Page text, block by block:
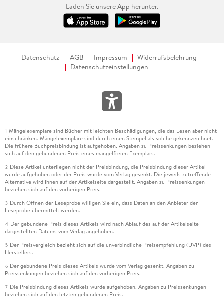
Laden Sie unsere App herunter.
Datenschutz AGB Impressum
Widerrufsbelehrung
Datenschutzeinstellungen
1 Mängelexemplare sind Bücher mit leichten Beschädigungen, die das Lesen aber nicht
einschränken. Mängelexemplare sind durch einen Stempel als solche gekennzeichnet.
Die frühere Buchpreisbindung ist aufgehoben. Angaben zu Preissenkungen beziehen
sich auf den gebundenen Preis eines mangelfreien Exemplars.
2 Diese Artikel unterliegen nicht der Preisbindung, die Preisbindung dieser Artikel
wurde aufgehoben oder der Preis wurde vom Verlag gesenkt. Die jeweils zutreffende
Alternative wird Ihnen auf der Artikelseite dargestellt. Angaben zu Preissenkungen
beziehen sich auf den vorherigen Preis.
3 Durch Öffnen der Leseprobe willigen Sie ein, dass Daten an den Anbieter der
Leseprobe übermittelt werden.
4 Der gebundene Preis dieses Artikels wird nach Ablauf des auf der Artikelseite
dargestellten Datums vom Verlag angehoben.
5 Der Preisvergleich bezieht sich auf die unverbindliche Preisempfehlung (UVP) des
Herstellers.
6 Der gebundene Preis dieses Artikels wurde vom Verlag gesenkt. Angaben zu
Preissenkungen beziehen sich auf den vorherigen Preis.
7 Die Preisbindung dieses Artikels wurde aufgehoben. Angaben zu Preissenkungen
beziehen sich auf den letzten gebundenen Preis.